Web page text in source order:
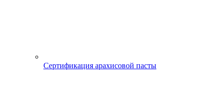
Сертификация арахисовой пасты